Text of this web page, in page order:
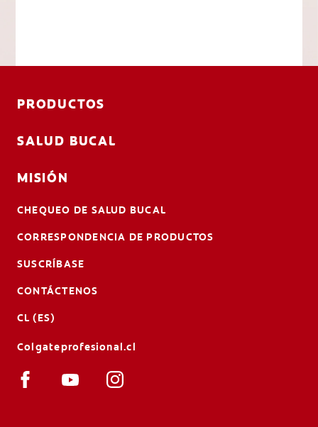
PRODUCTOS
SALUD BUCAL
MISIÓN
CHEQUEO DE SALUD BUCAL
CORRESPONDENCIA DE PRODUCTOS
SUSCRÍBASE
CONTÁCTENOS
CL (ES)
Colgateprofesional.cl